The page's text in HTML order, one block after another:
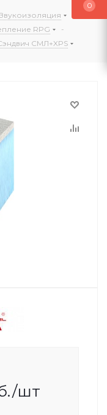
RPG
-
СМЛ+XPS
/шт
0